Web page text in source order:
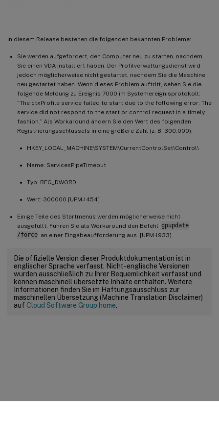
In diesem Release bestehen die folgenden bekannten Probleme:
Sie werden aufgefordert, den Computer neu zu starten, nachdem
Sie einen VDA installiert haben. Der Profilverwaltungsdienst wird
jedoch möglicherweise nicht gestartet, nachdem Sie die Maschine
neu gestartet haben. Wenn dieses Problem auftritt, sehen Sie die
folgende Meldung zu Ereignis 7000 im Systemereignisprotokoll:
“The ctxProfile service failed to start due to the following error: The
service did not respond to the start or control request in a timely
fashion.” Als Workaround ändern Sie den Wert des folgenden
Registrierungsschlüssels in eine größere Zahl (z. B. 300.000):
HKEY_LOCAL_MACHINE\SYSTEM\CurrentControlSet\Control\
Name: ServicesPipeTimeout
Typ: REG_DWORD
Wert: 300000 [UPM-1454]
Einige Teile des Startmenüs werden möglicherweise nicht
ausgefüllt. Führen Sie als Workaround den Befehl gpupdate
/force an einer Eingabeaufforderung aus. [UPM-1933]
Die offizielle Version dieser Produktdokumentation ist in
englischer Sprache verfasst. Nicht-englische Versionen
wurden ausschließlich zu Ihrer Bequemlichkeit verfasst und
können maschinell übersetzte Inhalte enthalten. Weitere
Informationen finden Sie im Haftungsausschluss zur
maschinellen Übersetzung (Machine Translation Disclaimer)
auf Cloud Software Group home.